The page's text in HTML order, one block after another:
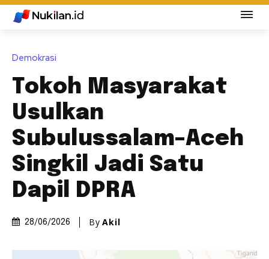
Demokrasi
Tokoh Masyarakat
Usulkan
Subulussalam–Aceh
Singkil Jadi Satu
Dapil DPRA
28/06/2026 By Akil